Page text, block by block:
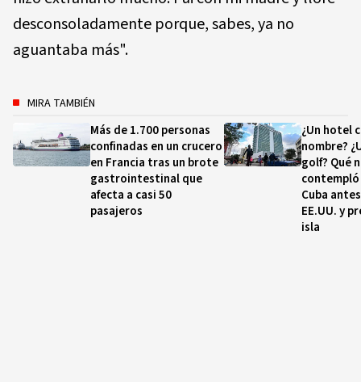
desconsoladamente porque, sabes, ya no
aguantaba más".
MIRA TAMBIÉN
Más de 1.700 personas
confinadas en un crucero
en Francia tras un brote
gastrointestinal que
afecta a casi 50
pasajeros
¿Un hotel
nombre?
golf? Qué
contempló
Cuba
EE.UU. y
isla